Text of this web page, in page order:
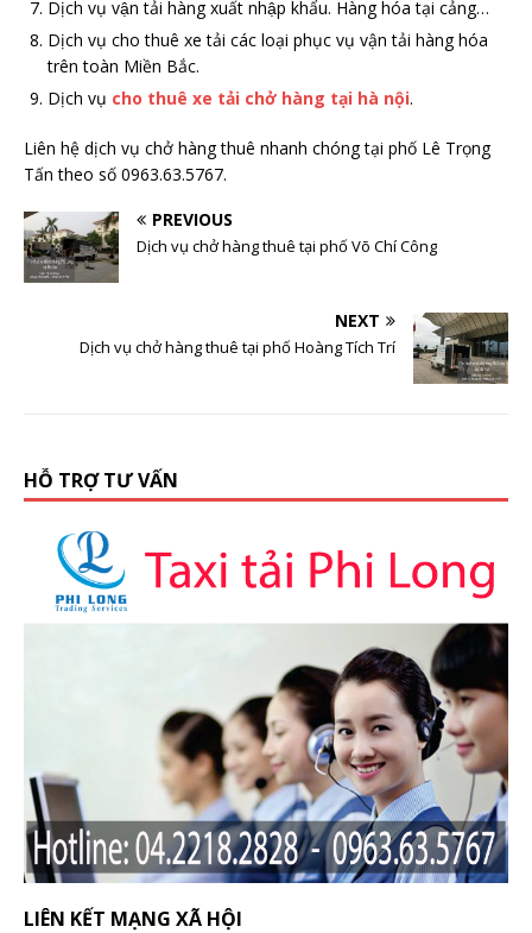
Dịch vụ vận tải hàng xuất nhập khẩu. Hàng hóa tại cảng…
Dịch vụ cho thuê xe tải các loại phục vụ vận tải hàng hóa
trên toàn Miền Bắc.
Dịch vụ cho thuê xe tải chở hàng tại hà nội.
Liên hệ dịch vụ chở hàng thuê nhanh chóng tại phố Lê Trọng
Tấn theo số 0963.63.5767.
PREVIOUS
Dịch vụ chở hàng thuê tại phố Võ Chí Công
NEXT
Dịch vụ chở hàng thuê tại phố Hoàng Tích Trí
HỖ TRỢ TƯ VẤN
LIÊN KẾT MẠNG XÃ HỘI